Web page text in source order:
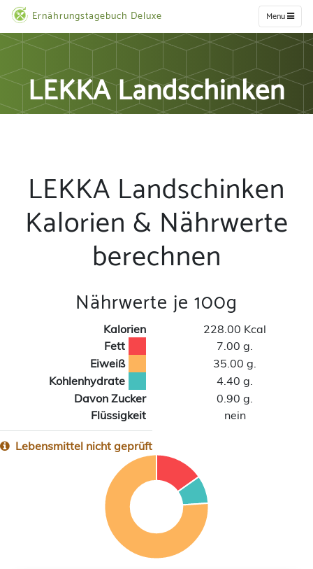
Ernährungstagebuch Deluxe Menu
LEKKA Landschinken
LEKKA Landschinken
Kalorien & Nährwerte
berechnen
Nährwerte je 100g
Kalorien
228.00 Kcal
Fett
7.00 g.
Eiweiß
35.00 g.
Kohlenhydrate
4.40 g.
Davon Zucker
0.90 g.
Flüssigkeit
nein
Lebensmittel nicht geprüft